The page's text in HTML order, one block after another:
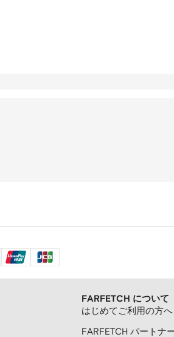
FARFETCH について
はじめてご利用の方へ
FARFETCH パートナ